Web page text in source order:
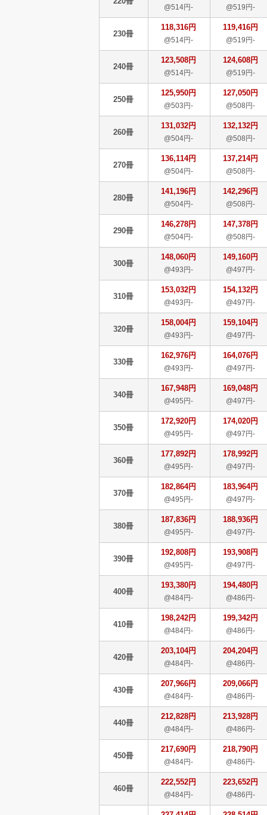
@514円- @519円-
230冊
118,316円
@514円-
119,416円
@519円-
240冊
123,508円
@514円-
124,608円
@519円-
250冊
125,950円
@503円-
127,050円
@508円-
260冊
131,032円
@504円-
132,132円
@508円-
270冊
136,114円
@504円-
137,214円
@508円-
280冊
141,196円
@504円-
142,296円
@508円-
290冊
146,278円
@504円-
147,378円
@508円-
300冊
148,060円
@493円-
149,160円
@497円-
310冊
153,032円
@493円-
154,132円
@497円-
320冊
158,004円
@493円-
159,104円
@497円-
330冊
162,976円
@493円-
164,076円
@497円-
340冊
167,948円
@495円-
169,048円
@497円-
350冊
172,920円
@495円-
174,020円
@497円-
360冊
177,892円
@495円-
178,992円
@497円-
370冊
182,864円
@495円-
183,964円
@497円-
380冊
187,836円
@495円-
188,936円
@497円-
390冊
192,808円
@495円-
193,908円
@497円-
400冊
193,380円
@484円-
194,480円
@486円-
410冊
198,242円
@484円-
199,342円
@486円-
420冊
203,104円
@484円-
204,204円
@486円-
430冊
207,966円
@484円-
209,066円
@486円-
440冊
212,828円
@484円-
213,928円
@486円-
450冊
217,690円
@484円-
218,790円
@486円-
460冊
222,552円
@484円-
223,652円
@486円-